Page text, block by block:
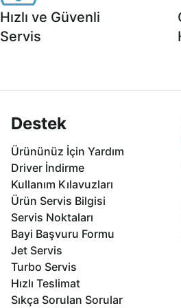
Hızlı ve Güvenli
Servis
Destek
Ürününüz İçin Yardım
Driver İndirme
Kullanım Kılavuzları
Ürün Servis Bilgisi
Servis Noktaları
Bayi Başvuru Formu
Jet Servis
Turbo Servis
Hızlı Teslimat
Sıkça Sorulan Sorular